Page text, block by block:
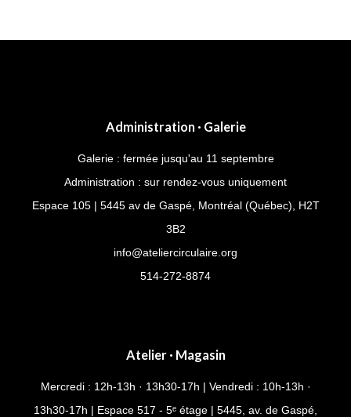
Fan
Administration · Galerie
Galerie : fermée jusqu'au 11 septembre
Administration : sur rendez-vous uniquement
Espace 105 | 5445 av de Gaspé, Montréal (Québec), H2T
3B2
info@ateliercirculaire.org
514-272-8874
Atelier · Magasin
Mercredi : 12h-13h · 13h30-17h | Vendredi : 10h-13h ·
13h30-17h | Espace 517 - 5ᵉ étage | 5445, av. de Gaspé,